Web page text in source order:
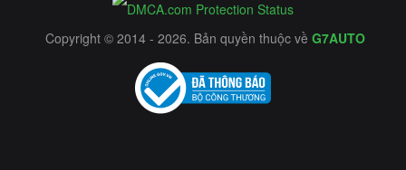
Copyright © 2014 - 2026. Bản quyền thuộc về G7AUTO